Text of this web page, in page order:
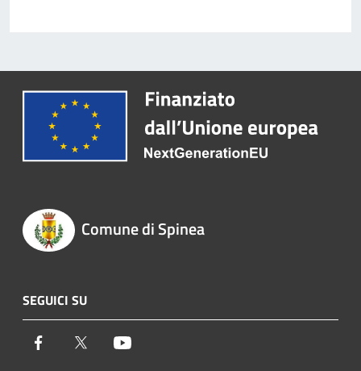
Comune di Spinea
SEGUICI SU
Facebook Twitter